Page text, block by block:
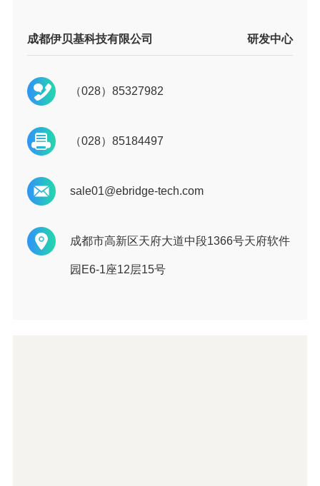
成都伊贝基科技有限公司 研发中心
（028）85327982
（028）85184497
sale01@ebridge-tech.com
成都市高新区天府大道中段1366号天府软件
园E6-1座12层15号